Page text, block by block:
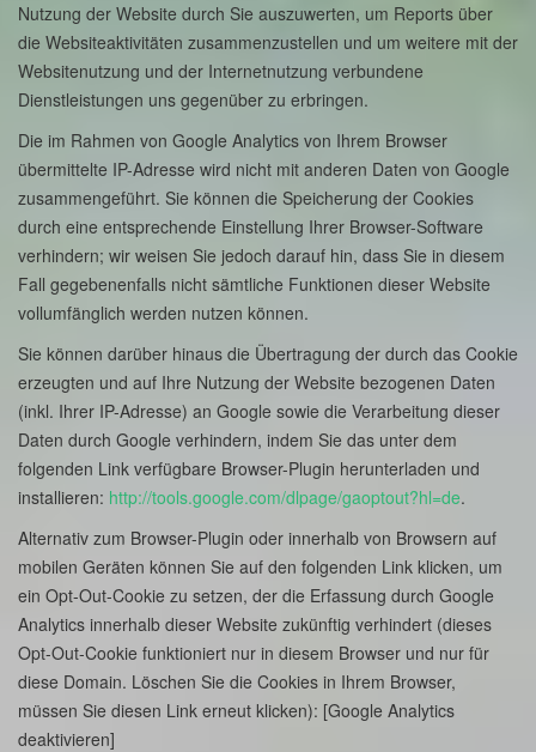
Nutzung der Website durch Sie auszuwerten, um Reports über
die Websiteaktivitäten zusammenzustellen und um weitere mit der
Websitenutzung und der Internetnutzung verbundene
Dienstleistungen uns gegenüber zu erbringen.
Die im Rahmen von Google Analytics von Ihrem Browser
übermittelte IP-Adresse wird nicht mit anderen Daten von Google
zusammengeführt. Sie können die Speicherung der Cookies
durch eine entsprechende Einstellung Ihrer Browser-Software
verhindern; wir weisen Sie jedoch darauf hin, dass Sie in diesem
Fall gegebenenfalls nicht sämtliche Funktionen dieser Website
vollumfänglich werden nutzen können.
Sie können darüber hinaus die Übertragung der durch das Cookie
erzeugten und auf Ihre Nutzung der Website bezogenen Daten
(inkl. Ihrer IP-Adresse) an Google sowie die Verarbeitung dieser
Daten durch Google verhindern, indem Sie das unter dem
folgenden Link verfügbare Browser-Plugin herunterladen und
installieren: http://tools.google.com/dlpage/gaoptout?hl=de.
Alternativ zum Browser-Plugin oder innerhalb von Browsern auf
mobilen Geräten können Sie auf den folgenden Link klicken, um
ein Opt-Out-Cookie zu setzen, der die Erfassung durch Google
Analytics innerhalb dieser Website zukünftig verhindert (dieses
Opt-Out-Cookie funktioniert nur in diesem Browser und nur für
diese Domain. Löschen Sie die Cookies in Ihrem Browser,
müssen Sie diesen Link erneut klicken): [Google Analytics
deaktivieren]